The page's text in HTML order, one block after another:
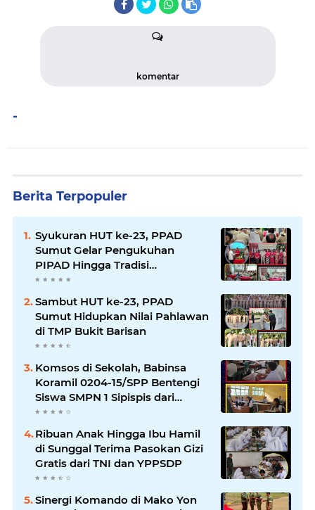
komentar
-
Berita Terpopuler
Syukuran HUT ke-23, PPAD
Sumut Gelar Pengukuhan
PIPAD Hingga Tradisi
Kekeluargaan
Sambut HUT ke-23, PPAD
Sumut Hidupkan Nilai Pahlawan
di TMP Bukit Barisan
Komsos di Sekolah, Babinsa
Koramil 0204-15/SPP Bentengi
Siswa SMPN 1 Sipispis dari
Bahaya Narkotika
Ribuan Anak Hingga Ibu Hamil
di Sunggal Terima Pasokan Gizi
Gratis dari TNI dan YPPSDP
Sinergi Komando di Mako Yon